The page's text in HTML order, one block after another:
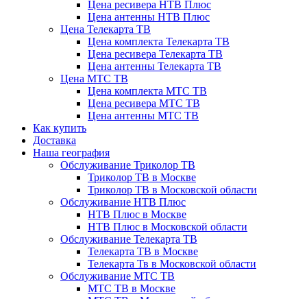
Цена ресивера НТВ Плюс
Цена антенны НТВ Плюс
Цена Телекарта ТВ
Цена комплекта Телекарта ТВ
Цена ресивера Телекарта ТВ
Цена антенны Телекарта ТВ
Цена МТС ТВ
Цена комплекта МТС ТВ
Цена ресивера МТС ТВ
Цена антенны МТС ТВ
Как купить
Доставка
Наша география
Обслуживание Триколор ТВ
Триколор ТВ в Москве
Триколор ТВ в Московской области
Обслуживание НТВ Плюс
НТВ Плюс в Москве
НТВ Плюс в Московской области
Обслуживание Телекарта ТВ
Телекарта ТВ в Москве
Телекарта Тв в Московской области
Обслуживание МТС ТВ
МТС ТВ в Москве